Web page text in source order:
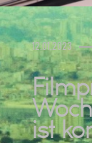
12.01.2023
ist